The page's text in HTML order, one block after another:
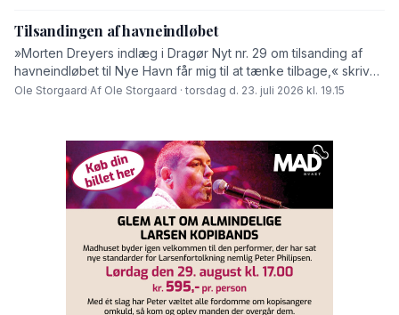
Tilsandingen af havneindløbet
»Morten Dreyers indlæg i Dragør Nyt nr. 29 om tilsanding af
havneindløbet til Nye Havn får mig til at tænke tilbage,« skriver
Ole Storgaard i dette debatindlæg.
Ole Storgaard·Af Ole Storgaard · torsdag d. 23. juli 2026 kl. 19.15